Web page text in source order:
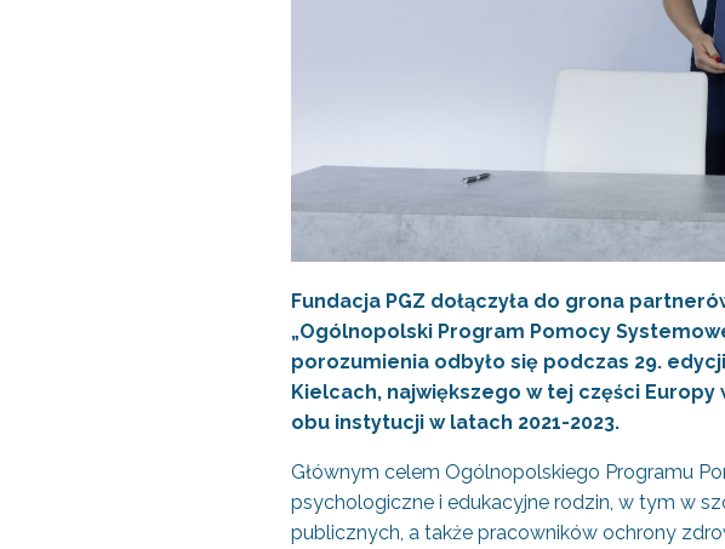
Fundacja PGZ dołączyła do grona
„Ogólnopolski Program Pomocy
porozumienia odbyło się podczas 29.
Kielcach, największego w tej części
obu instytucji w latach 2021-2023.
Głównym celem Ogólnopolskiego Programu
psychologiczne i edukacyjne rodzin, w tym w
publicznych, a także pracowników ochrony